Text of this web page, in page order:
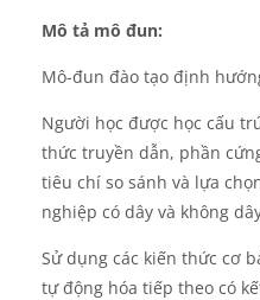
Mô tả mô đun:
Mô-đun đào tạo định
Người học được học cấu
thức truyền dẫn, phần
tiêu chí so sánh và lựa
nghiệp có dây và không
Sử dụng các kiến ​​thức cơ
tự động hóa tiếp theo có